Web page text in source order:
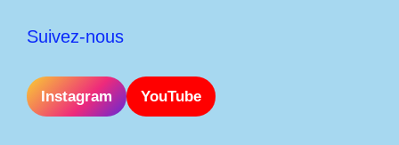
Suivez-nous
Instagram YouTube